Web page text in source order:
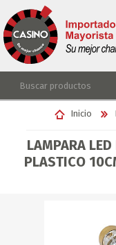
REGISTRARSE
LISTA DE DESEOS
Inicio
LAMPARA
PLASTICO